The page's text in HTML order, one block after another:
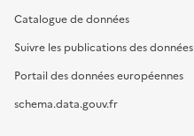
Catalogue de données
Suivre les publications des données
Portail des données européennes
schema.data.gouv.fr